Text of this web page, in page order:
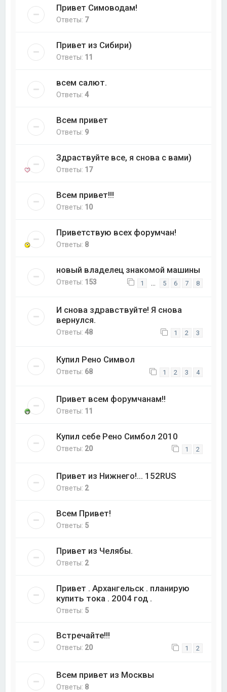
Привет Симоводам!
Ответы: 7
Привет из Сибири)
Ответы: 11
всем салют.
Ответы:4
Всем привет
Ответы: 9
Здраствуйте все, я снова с вами)
Ответы: 17
Всем привет!!!
Ответы: 10
Приветствую всех форумчан!
Ответы: 8
новый владелец знакомой машины
Ответы: 153 1 5 6 7 8
И снова здравствуйте! Я снова
вернулся.
Ответы:48 1 2 3
Купил Рено Символ
Ответы: 68 1 2 3 4
Привет всем форумчанам!!
Ответы: 11
Купил себе Рено Симбол 2010
Ответы: 20 1 2
Привет из Нижнего!... 152RUS
Ответы: 2
Всем Привет!
Ответы: 5
Привет из Челябы.
Ответы: 2
Привет . Архангельск . планирую
купить тока . 2004 год .
Ответы: 5
Встречайте!!!
Ответы: 20 1 2
Всем привет из Москвы
Ответы: 8